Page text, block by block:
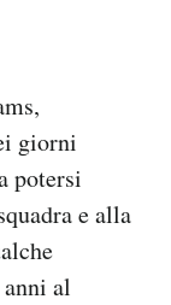
giorni
potersi
e alla
al